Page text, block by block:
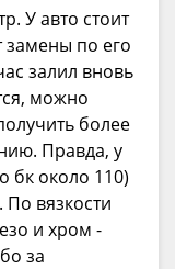
У авто стоит
замены по его
залил вновь
можно
более
Правда, у
бк около 110)
По вязкости
и хром -
за